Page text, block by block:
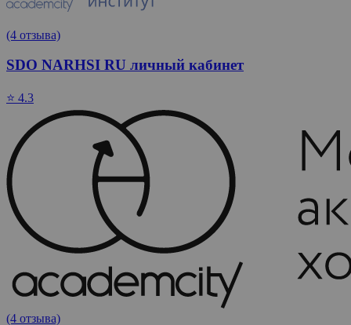
(4 отзыва)
SDO NARHSI RU личный кабинет
⭐ 4.3
(4 отзыва)